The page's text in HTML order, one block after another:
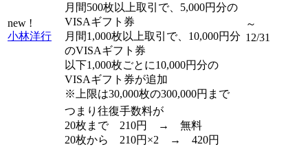
new !
小林洋行
月間500枚以上取引で、5,000円分の
VISAギフト券
月間1,000枚以上取引で、10,000円分
のVISAギフト券
以下1,000枚ごとに10,000円分の
VISAギフト券が追加
※上限は30,000枚の300,000円まで
～
12/31
つまり往復手数料が
20枚まで 210円 → 無料
20枚から 210円×2 → 420円